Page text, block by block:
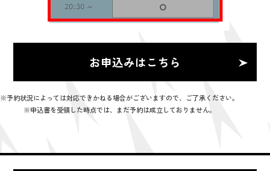
お申込みはこちら
※予約状況によっては対応できかねる場合がございますので、ご了承ください。
※申込書を受領した時点では、まだ予約は成立しておりません。